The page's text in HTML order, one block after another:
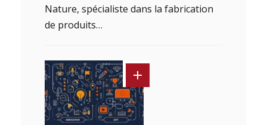
Nature, spécialiste dans la fabrication
de produits…